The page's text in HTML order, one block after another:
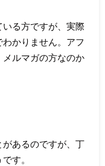
る方ですが、実際
かりません。アフ
ルマガの方なのか
があるのですが、丁
す。